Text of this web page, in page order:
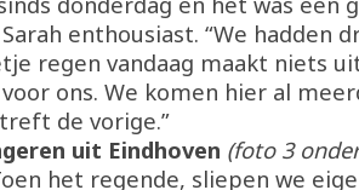
enthousiast. “We hadden
regen vandaag maakt niets
ons. We komen hier al
de vorige.”
uit Eindhoven (foto 3
het regende, sliepen we